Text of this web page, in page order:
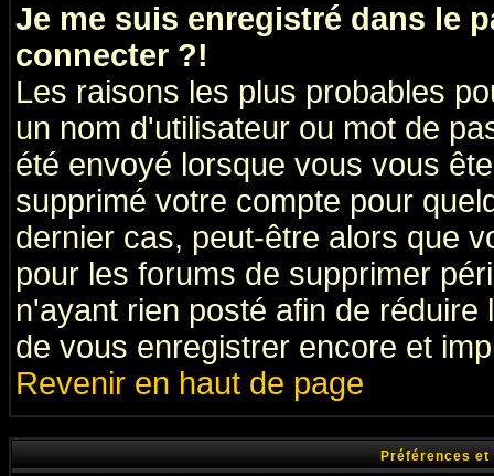
Je me suis enregistré dans le
connecter ?!
Les raisons les plus probables
un nom d'utilisateur ou mot de
été envoyé lorsque vous vous
supprimé votre compte pour
dernier cas, peut-être alors que
pour les forums de supprimer
n'ayant rien posté afin de
de vous enregistrer encore et
Revenir en haut de page
Préférences